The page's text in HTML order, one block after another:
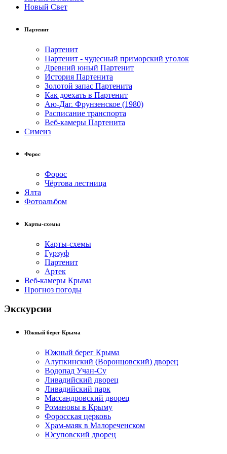
Новый Свет
Партенит
Партенит
Партенит - чудесный приморский уголок
Древний юный Партенит
История Партенита
Золотой запас Партенита
Как доехать в Партенит
Аю-Даг. Фрунзенское (1980)
Расписание транспорта
Веб-камеры Партенита
Симеиз
Форос
Форос
Чёртова лестница
Ялта
Фотоальбом
Карты-схемы
Карты-схемы
Гурзуф
Партенит
Артек
Веб-камеры Крыма
Прогноз погоды
Экскурсии
Южный берег Крыма
Южный берег Крыма
Алупкинский (Воронцовский) дворец
Водопад Учан-Су
Ливадийский дворец
Ливадийский парк
Массандровский дворец
Романовы в Крыму
Форосская церковь
Храм-маяк в Малореченском
Юсуповский дворец